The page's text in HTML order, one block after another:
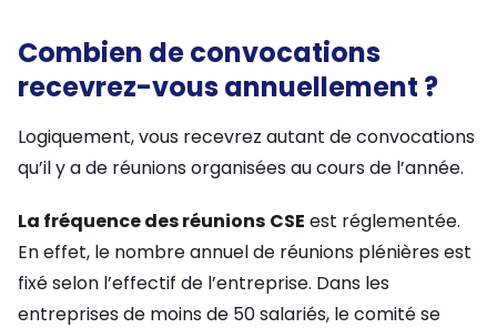
Combien de convocations
recevrez-vous annuellement ?
Logiquement, vous recevrez autant de convocations
qu’il y a de réunions organisées au cours de l’année.
La fréquence des réunions CSE est réglementée.
En effet, le nombre annuel de réunions plénières est
fixé selon l’effectif de l’entreprise. Dans les
entreprises de moins de 50 salariés, le comité se